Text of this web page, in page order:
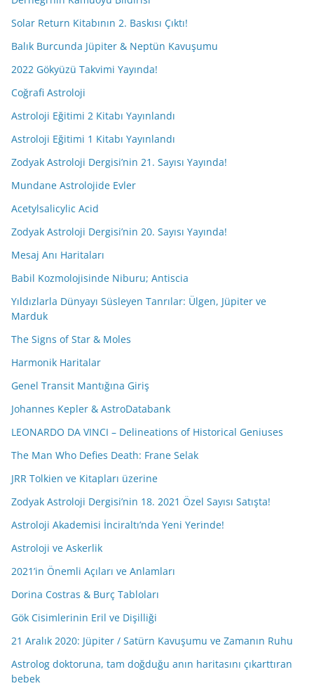
Solar Return Kitabının 2. Baskısı Çıktı!
Balık Burcunda Jüpiter & Neptün Kavuşumu
2022 Gökyüzü Takvimi Yayında!
Coğrafi Astroloji
Astroloji Eğitimi 2 Kitabı Yayınlandı
Astroloji Eğitimi 1 Kitabı Yayınlandı
Zodyak Astroloji Dergisi’nin 21. Sayısı Yayında!
Mundane Astrolojide Evler
Acetylsalicylic Acid
Zodyak Astroloji Dergisi’nin 20. Sayısı Yayında!
Mesaj Anı Haritaları
Babil Kozmolojisinde Niburu; Antiscia
Yıldızlarla Dünyayı Süsleyen Tanrılar: Ülgen, Jüpiter ve
Marduk
The Signs of Star & Moles
Harmonik Haritalar
Genel Transit Mantığına Giriş
Johannes Kepler & AstroDatabank
LEONARDO DA VINCI – Delineations of Historical Geniuses
The Man Who Defies Death: Frane Selak
JRR Tolkien ve Kitapları üzerine
Zodyak Astroloji Dergisi’nin 18. 2021 Özel Sayısı Satışta!
Astroloji Akademisi İnciraltı’nda Yeni Yerinde!
Astroloji ve Askerlik
2021’in Önemli Açıları ve Anlamları
Dorina Costras & Burç Tabloları
Gök Cisimlerinin Eril ve Dişilliği
21 Aralık 2020: Jüpiter / Satürn Kavuşumu ve Zamanın Ruhu
Astrolog doktoruna, tam doğduğu anın haritasını çıkarttıran
bebek